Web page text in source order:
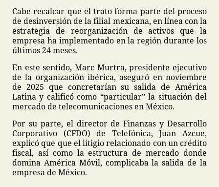
Cabe recalcar que el trato forma parte del proceso
de desinversión de la filial mexicana, en línea con la
estrategia de reorganización de activos que la
empresa ha implementado en la región durante los
últimos 24 meses.
En este sentido, Marc Murtra, presidente ejecutivo
de la organización ibérica, aseguró en noviembre
de 2025 que concretarían su salida de América
Latina y calificó como “particular” la situación del
mercado de telecomunicaciones en México.
Por su parte, el director de Finanzas y Desarrollo
Corporativo (CFDO) de Telefónica, Juan Azcue,
explicó que que el litigio relacionado con un crédito
fiscal, así como la estructura de mercado donde
domina América Móvil, complicaba la salida de la
empresa de México.